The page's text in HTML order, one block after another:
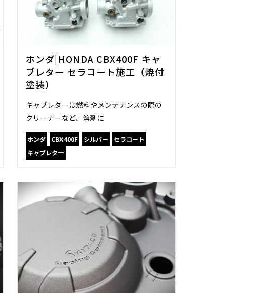
ホンダ|HONDA CBX400F キャ
ブレター セラコート施工（焼付
塗装）
キャブレターは燃料やメンテナンスの際の
クリーナーなど、溶剤に
ホンダ CBX400F シルバー
セラコート
キャブレター